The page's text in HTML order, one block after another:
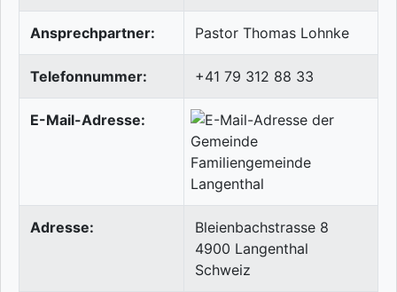
Ansprechpartner: Pastor Thomas Lohnke
Telefonnummer: +41 79 312 88 33
E-Mail-Adresse:
Adresse:
Bleienbachstrasse 8
4900 Langenthal
Schweiz